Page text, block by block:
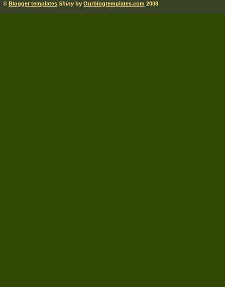
© Blogger templates Shinyby Ourblogtemplates.com 2008